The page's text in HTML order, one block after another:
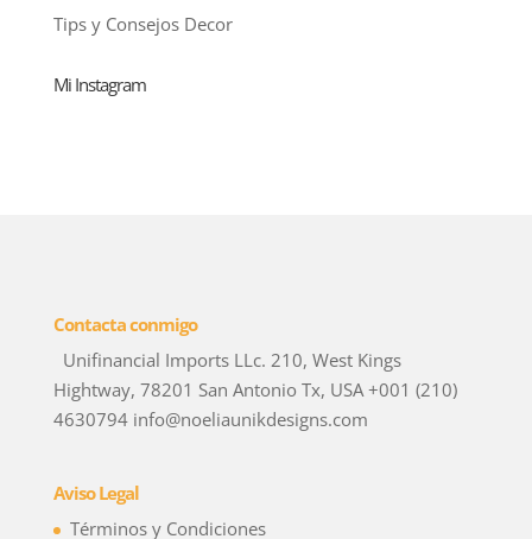
Tips y Consejos Decor
Mi Instagram
Contacta conmigo
Unifinancial Imports LLc. 210, West Kings
Hightway, 78201 San Antonio Tx, USA +001 (210)
4630794 info@noeliaunikdesigns.com
Aviso Legal
Términos y Condiciones